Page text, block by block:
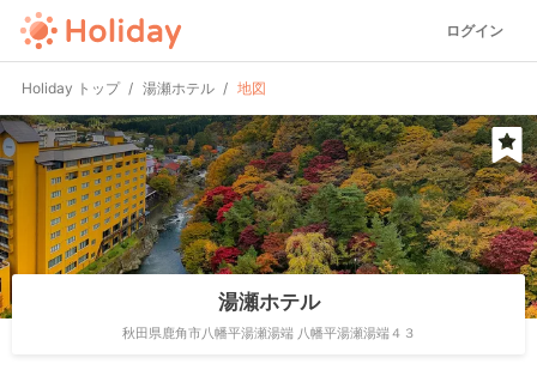
ログイン
Holiday トップ 湯瀬ホテル 地図
湯瀬ホテル
秋田県鹿角市八幡平湯瀬湯端 八幡平湯瀬湯端４３